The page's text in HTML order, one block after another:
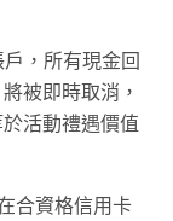
，所有現金回
被即時取消，
活動禮遇價值
合資格信用卡